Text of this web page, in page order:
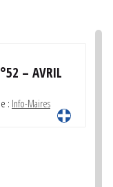
– AVRIL
: Info-Maires